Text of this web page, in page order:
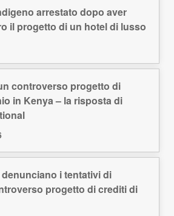
arrestato dopo aver
il progetto di un hotel di lusso
controverso progetto di
in Kenya – la risposta di
i tentativi di
progetto di crediti di